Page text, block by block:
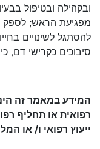
ובקהילה ובטיפול
מפגיעת הראש; לספק
להסתגל לשינויים
סיבוכים כקרישי דם,
המידע במאמר זה
רפואית או תחליף
ייעוץ רפואי ו/ או